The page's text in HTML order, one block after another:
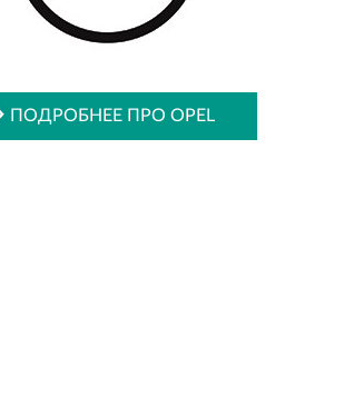
ПОДРОБНЕЕ ПРО OPEL